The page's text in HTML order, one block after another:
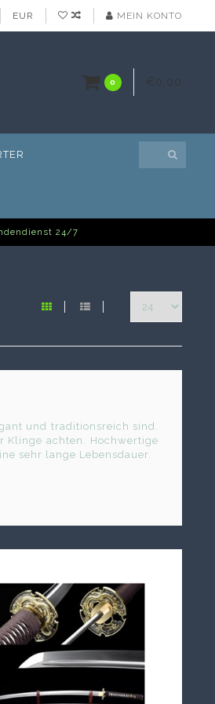
EUR MEIN KONTO
0 €0,00
24/7
und traditionsreich sind.
Klinge achten. Hochwertige
sehr lange Lebensdauer.
hohen historischen Wert
Preisklassen. Manche
Vorführungen geeignet